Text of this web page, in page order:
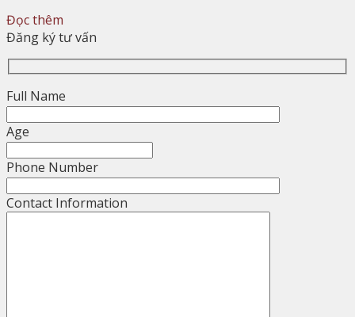
Đọc thêm
Đăng ký tư vấn
Full Name
Age
Phone Number
Contact Information